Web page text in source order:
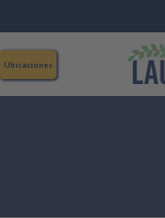
Ubicaciones